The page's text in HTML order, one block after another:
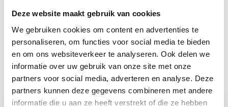
Deze website maakt gebruik van cookies
We gebruiken cookies om content en advertenties te
personaliseren, om functies voor social media te bieden
en om ons websiteverkeer te analyseren. Ook delen we
informatie over uw gebruik van onze site met onze
partners voor social media, adverteren en analyse. Deze
partners kunnen deze gegevens combineren met andere
informatie die u aan ze heeft verstrekt of die ze hebben